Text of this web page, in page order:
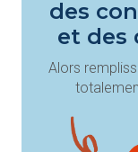
des
et des
Alors